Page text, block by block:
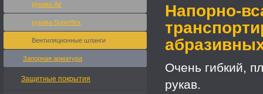
Напорно-
Очень гибкий,
рукав.
рукава Air
рукава Superflex
Вентиляционные шланги
Запорная арматура
Защитные покрытия